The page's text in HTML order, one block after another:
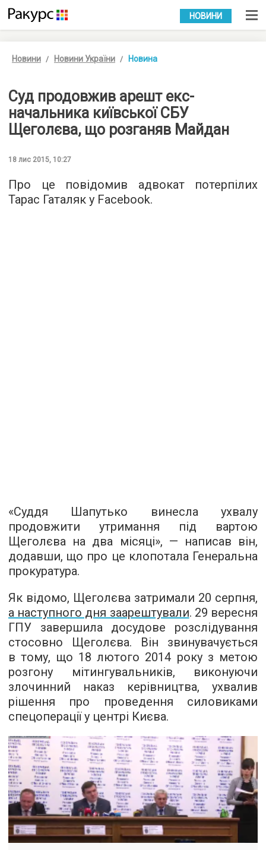
УКР РУС
НОВИНИ
Новини Новини України Новина
Суд продовжив арешт екс-
начальника київської СБУ
Щеголєва, що розганяв Майдан
18 лис 2015, 10:27
Про це повідомив адвокат потерпілих
Тарас Гаталяк у Facebook.
«Суддя Шапутько винесла ухвалу
продовжити утримання під вартою
Щеголєва на два місяці», — написав він,
додавши, що про це клопотала Генеральна
прокуратура.
Як відомо, Щеголєва затримали 20 серпня,
а наступного дня заарештували. 29 вересня
ГПУ завершила досудове розслідування
стосовно Щеголєва. Він звинувачується
в тому, що 18 лютого 2014 року з метою
розгону мітингувальників, виконуючи
злочинний наказ керівництва, ухвалив
рішення про проведення силовиками
спецоперації у центрі Києва.